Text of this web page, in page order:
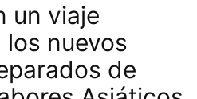
un viaje
nuevos
de